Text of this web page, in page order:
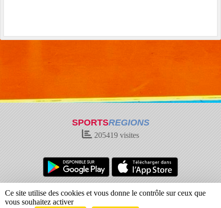
SPORTSREGIONS
205419 visites
Charte cookies
Gestion des cookies
Informations légales
Ce site utilise des cookies et vous donne le contrôle sur ceux que
vous souhaitez activer